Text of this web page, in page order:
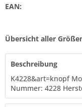
EAN:
Übersicht aller
Beschreibung
K4228&art=knopf
Nummer: 4228